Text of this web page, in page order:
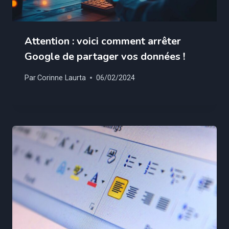
Attention : voici comment arrêter
Google de partager vos données !
ParCorinne Laurta 06/02/2024